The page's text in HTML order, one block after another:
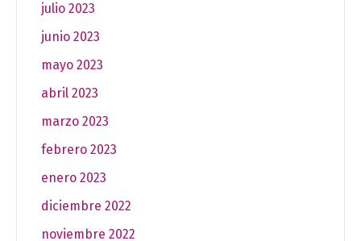
julio 2023
junio 2023
mayo 2023
abril 2023
marzo 2023
febrero 2023
enero 2023
diciembre 2022
noviembre 2022